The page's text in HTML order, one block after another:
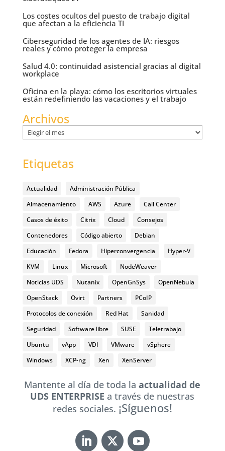
Los costes ocultos del puesto de trabajo digital
que afectan a la eficiencia TI
Ciberseguridad de los agentes de IA: riesgos
reales y cómo proteger la empresa
Salud 4.0: continuidad asistencial gracias al digital
workplace
Oficina en la playa: cómo los escritorios virtuales
están redefiniendo las vacaciones y el trabajo
Archivos
Archivos
Etiquetas
Actualidad
Administración Pública
Almacenamiento
AWS Azure
Call Center
Casos de éxito
Citrix Cloud
Consejos
Contenedores
Código abierto
Debian
Educación
Fedora Hiperconvergencia
Hyper-V
KVM
Linux Microsoft
NodeWeaver
Noticias UDS
Nutanix OpenGnSys
OpenNebula
OpenStack
Ovirt Partners
PCoIP
Protocolos de conexión
Red Hat
Sanidad
Seguridad
Software libre SUSE
Teletrabajo
Ubuntu
vApp VDI VMware
vSphere
Windows
XCP-ng Xen XenServer
Mantente al día de toda laactualidad de
UDS ENTERPRISEa través de nuestras
redes sociales. ¡Síguenos!